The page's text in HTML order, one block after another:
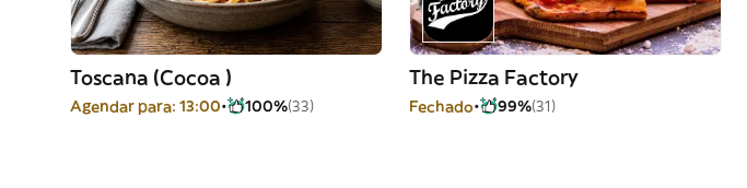
Toscana (Cocoa )
Agendar para: 13:00 100%(33)
The Pizza Factory
Fechado 99%(31)